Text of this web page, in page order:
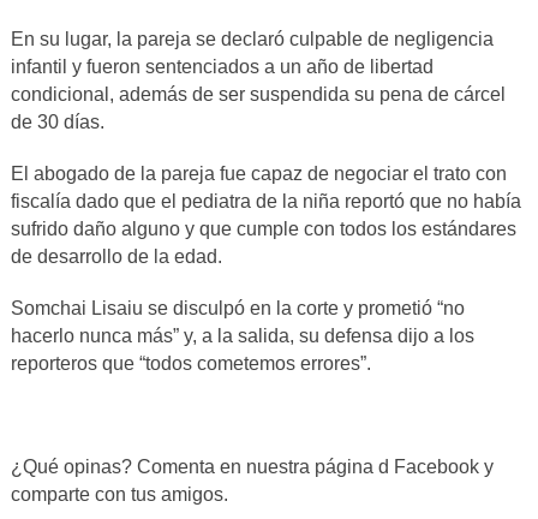
En su lugar, la pareja se declaró culpable de negligencia
infantil y fueron sentenciados a un año de libertad
condicional, además de ser suspendida su pena de cárcel
de 30 días.
El abogado de la pareja fue capaz de negociar el trato con
fiscalía dado que el pediatra de la niña reportó que no había
sufrido daño alguno y que cumple con todos los estándares
de desarrollo de la edad.
Somchai Lisaiu se disculpó en la corte y prometió “no
hacerlo nunca más” y, a la salida, su defensa dijo a los
reporteros que “todos cometemos errores”.
¿Qué opinas? Comenta en nuestra página d Facebook y
comparte con tus amigos.